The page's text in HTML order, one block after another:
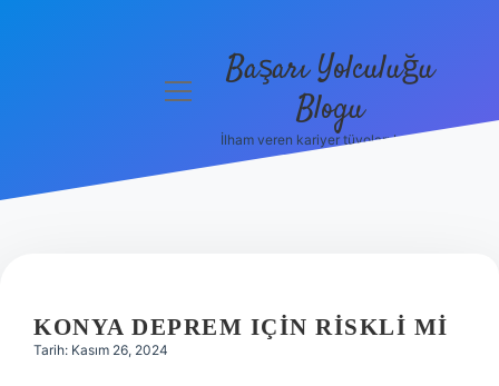
Hakkımızda
menüyüBaşarı Yolculuğu
Blogu
İlham veren kariyer tüyoları burada!
KONYA DEPREM IÇIN RISKLI MI
Tarih: Kasım 26, 2024